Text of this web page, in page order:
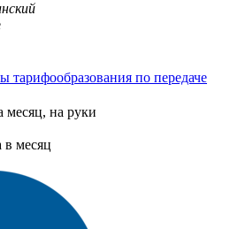
тарифообразования по передаче
месяц, на руки
месяц